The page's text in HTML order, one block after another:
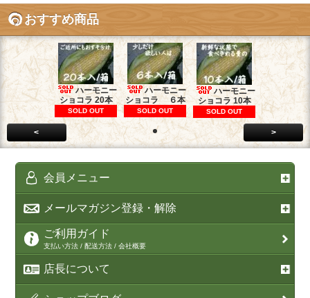
おすすめ商品
ハーモニー
ショコラ 20本
SOLD OUT
ハーモニー
ショコラ ６本
SOLD OUT
ハーモニー
ショコラ 10本
SOLD OUT
< >
会員メニュー
メールマガジン登録・解除
ご利用ガイド
支払い方法 / 配送方法 / 会社概要
店長について